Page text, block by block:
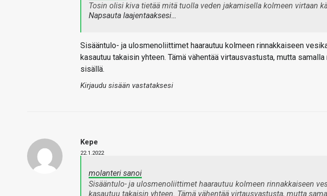
Tosin olisi kiva tietää mitä tuolla veden jakamisella kolmeen virtaan
Napsauta laajentaaksesi…
Sisääntulo- ja ulosmenoliittimet haarautuu kolmeen rinnakkaiseen
kasautuu takaisin yhteen. Tämä vähentää virtausvastusta, mutta
sisällä.
Kirjaudu sisään vastataksesi
Kepe
22.1.2022
molanteri sanoi
Sisääntulo- ja ulosmenoliittimet haarautuu kolmeen rinnakkaiseen
kasautuu takaisin yhteen. Tämä vähentää virtausvastusta, mutta